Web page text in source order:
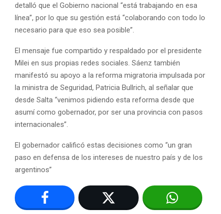
detalló que el Gobierno nacional “está trabajando en esa
línea”, por lo que su gestión está “colaborando con todo lo
necesario para que eso sea posible”.
El mensaje fue compartido y respaldado por el presidente
Milei en sus propias redes sociales. Sáenz también
manifestó su apoyo a la reforma migratoria impulsada por
la ministra de Seguridad, Patricia Bullrich, al señalar que
desde Salta “venimos pidiendo esta reforma desde que
asumí como gobernador, por ser una provincia con pasos
internacionales”.
El gobernador calificó estas decisiones como “un gran
paso en defensa de los intereses de nuestro país y de los
argentinos”